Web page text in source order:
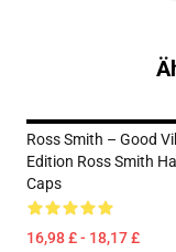
Ross Smith – Good
Edition Ross Smith
Caps
16,98 £ - 18,17 £